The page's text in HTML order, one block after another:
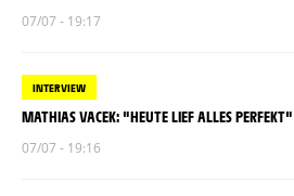
07/07 - 19:17
INTERVIEW
MATHIAS VACEK: "HEUTE LIEF ALLES PERFEKT"
07/07 - 19:16